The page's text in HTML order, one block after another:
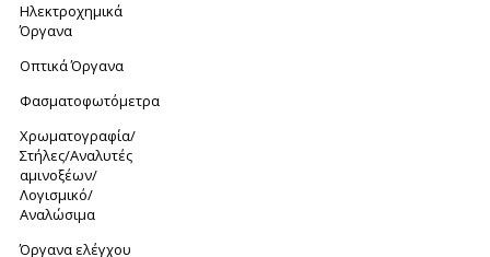
Ηλεκτροχημικά
Όργανα
Οπτικά Όργανα
Φασματοφωτόμετρα
Xρωματογραφία/
Στήλες/Αναλυτές
αμινοξέων/
Λογισμικό/
Αναλώσιμα
Όργανα ελέγχου